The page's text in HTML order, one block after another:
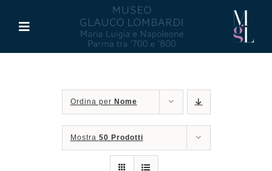
contenuto
Toggle
Maria Luigia d’Asburgo
Ordina per Nome
Mostra 50 Prodotti